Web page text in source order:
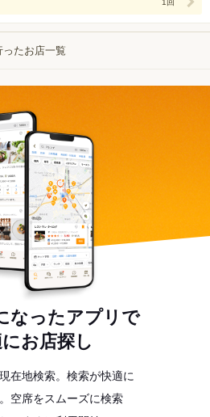
1回
ったお店一覧
なったアプリで
お店探し
在地検索。検索が快適に
空席をスムーズに検索